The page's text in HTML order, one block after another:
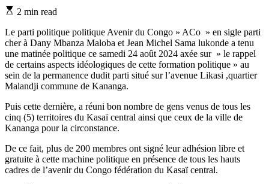
Estimated
time
2 min read
Le parti politique politique Avenir du Congo » ACo » en sigle parti
cher à Dany Mbanza Maloba et Jean Michel Sama lukonde a tenu
une matinée politique ce samedi 24 août 2024 axée sur » le rappel
de certains aspects idéologiques de cette formation politique » au
sein de la permanence dudit parti situé sur l’avenue Likasi ,quartier
Malandji commune de Kananga.
Puis cette dernière, a réuni bon nombre de gens venus de tous les
cinq (5) territoires du Kasaï central ainsi que ceux de la ville de
Kananga pour la circonstance.
De ce fait, plus de 200 membres ont signé leur adhésion libre et
gratuite à cette machine politique en présence de tous les hauts
cadres de l’avenir du Congo fédération du Kasaï central.